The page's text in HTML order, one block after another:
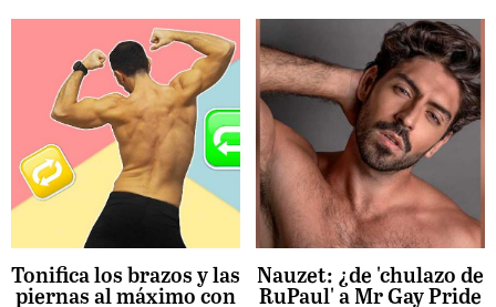
Tonifica los brazos y las
piernas al máximo con
Nauzet: ¿de 'chulazo de
RuPaul' a Mr Gay Pride